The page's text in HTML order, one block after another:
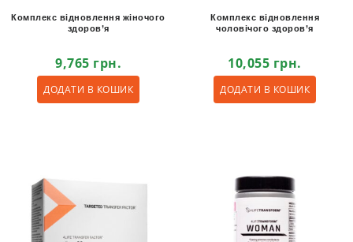
Комплекс відновлення жіночого
здоров’я
9,765 грн.
ДОДАТИ В КОШИК
Комплекс відновлення
чоловічого здоров’я
10,055 грн.
ДОДАТИ В КОШИК